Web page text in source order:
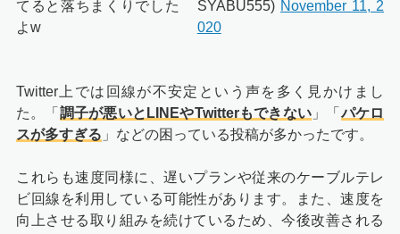
てると落ちまくりでした
よw
SYABU555) November 11, 2
020
Twitter上では回線が不安定という声を多く見かけまし
た。「 調子が悪いとLINEやTwitterもできない 」「パケロ
スが多すぎる 」などの困っている投稿が多かったです。
これらも速度同様に、遅いプランや従来のケーブルテレ
ビ回線を利用している可能性があります。また、速度を
向上させる取り組みを続けているため、今後改善される